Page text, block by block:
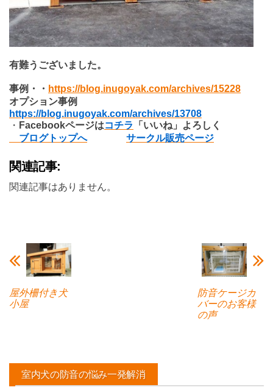
有難うございました。
事例・・ https://blog.inugoyak.com/archives/15228
オプション事例
https://blog.inugoyak.com/archives/13708
・ Facebookページはコチラ
「いいね」よろしく
ブログトップへ
サークル販売ページ
関連記事:
関連記事はありません。
屋外柵付き犬
小屋
防音ケージカ
バーのお客様
の声
室内犬の防音の悩み一発解消